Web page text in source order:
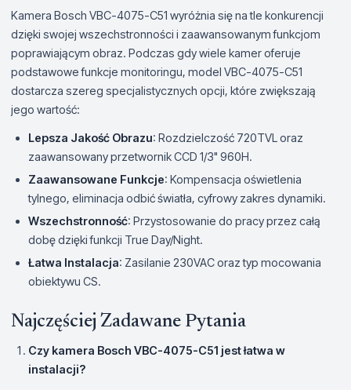
Kamera Bosch VBC-4075-C51 wyróżnia się na tle konkurencji
dzięki swojej wszechstronności i zaawansowanym funkcjom
poprawiającym obraz. Podczas gdy wiele kamer oferuje
podstawowe funkcje monitoringu, model VBC-4075-C51
dostarcza szereg specjalistycznych opcji, które zwiększają
jego wartość:
Lepsza Jakość Obrazu: Rozdzielczość 720TVL oraz
zaawansowany przetwornik CCD 1/3" 960H.
Zaawansowane Funkcje: Kompensacja oświetlenia
tylnego, eliminacja odbić światła, cyfrowy zakres dynamiki.
Wszechstronność: Przystosowanie do pracy przez całą
dobę dzięki funkcji True Day/Night.
Łatwa Instalacja: Zasilanie 230VAC oraz typ mocowania
obiektywu CS.
Najczęściej Zadawane Pytania
Czy kamera Bosch VBC-4075-C51 jest łatwa w
instalacji?